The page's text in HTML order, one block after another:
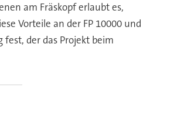
am Fräskopf erlaubt es,
Vorteile an der FP 10000 und
der das Projekt beim